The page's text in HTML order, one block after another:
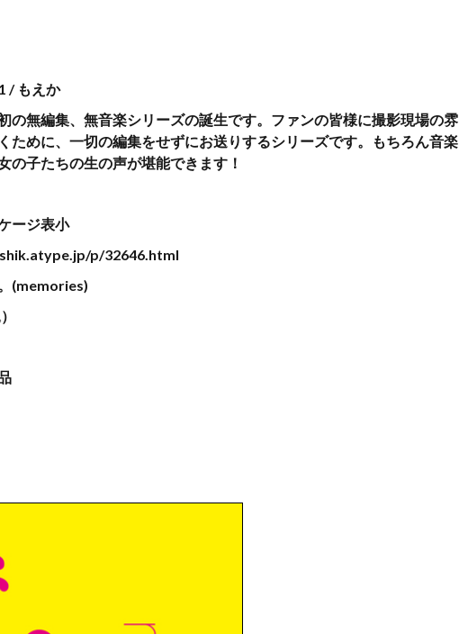
/ もえか
の無編集、無音楽シリーズの誕生です。ファンの皆様に撮影現場の雰
ために、一切の編集をせずにお送りするシリーズです。もちろん音楽
の子たちの生の声が堪能できます！
ージ表小
p/32646.html
(memories)